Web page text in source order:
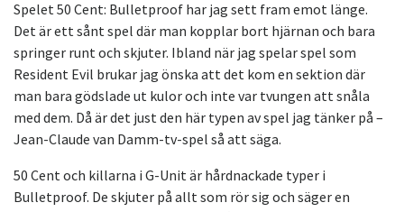
Spelet 50 Cent: Bulletproof har jag sett fram emot länge.
Det är ett sånt spel där man kopplar bort hjärnan och bara
springer runt och skjuter. Ibland när jag spelar spel som
Resident Evil brukar jag önska att det kom en sektion där
man bara gödslade ut kulor och inte var tvungen att snåla
med dem. Då är det just den här typen av spel jag tänker på –
Jean-Claude van Damm-tv-spel så att säga.
50 Cent och killarna i G-Unit är hårdnackade typer i
Bulletproof. De skjuter på allt som rör sig och säger en